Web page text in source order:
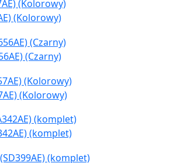
(Kolorowy)
(Czarny)
(Kolorowy)
(komplet)